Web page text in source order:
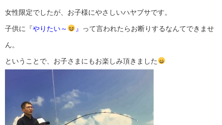
女性限定でしたが、お子様にやさしいハヤブサです。
子供に『やりたい～ 』 って言われたらお断りするなんてできませ
ん。
ということで、お子さまにもお楽しみ頂きました